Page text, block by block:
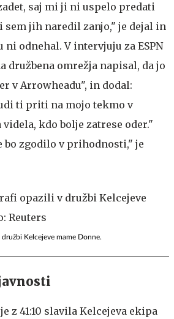
saj mi ji ni uspelo predati
sem jih naredil zanjo," je dejal in
ni odnehal. V intervjuju za ESPN
družbena omrežja napisal, da jo
v Arrowheadu", in dodal:
ti priti na mojo tekmo v
videla, kdo bolje zatrese oder."
bo zgodilo v prihodnosti," je
Kelcejeve mame Donne.
z 41:10 slavila Kelcejeva ekipa